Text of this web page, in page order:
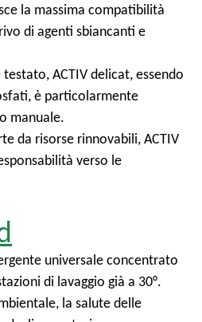
la massima compatibilità
di agenti sbiancanti e
ACTIV delicat, essendo
è particolarmente
manuale.
da risorse rinnovabili, ACTIV
verso le
universale concentrato
di lavaggio già a 30°.
la salute delle